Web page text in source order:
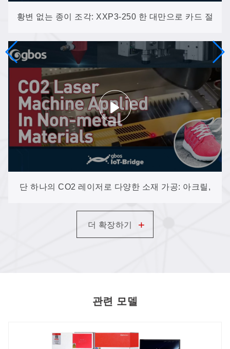
황변 없는 종이 조각: XXP3-250 한 대만으로 카드 절
단, 마킹 및 조각 작업 가능
단 하나의 CO2 레이저로 다양한 소재 가공: 아크릴,
더 확장하기 +
관련 모델